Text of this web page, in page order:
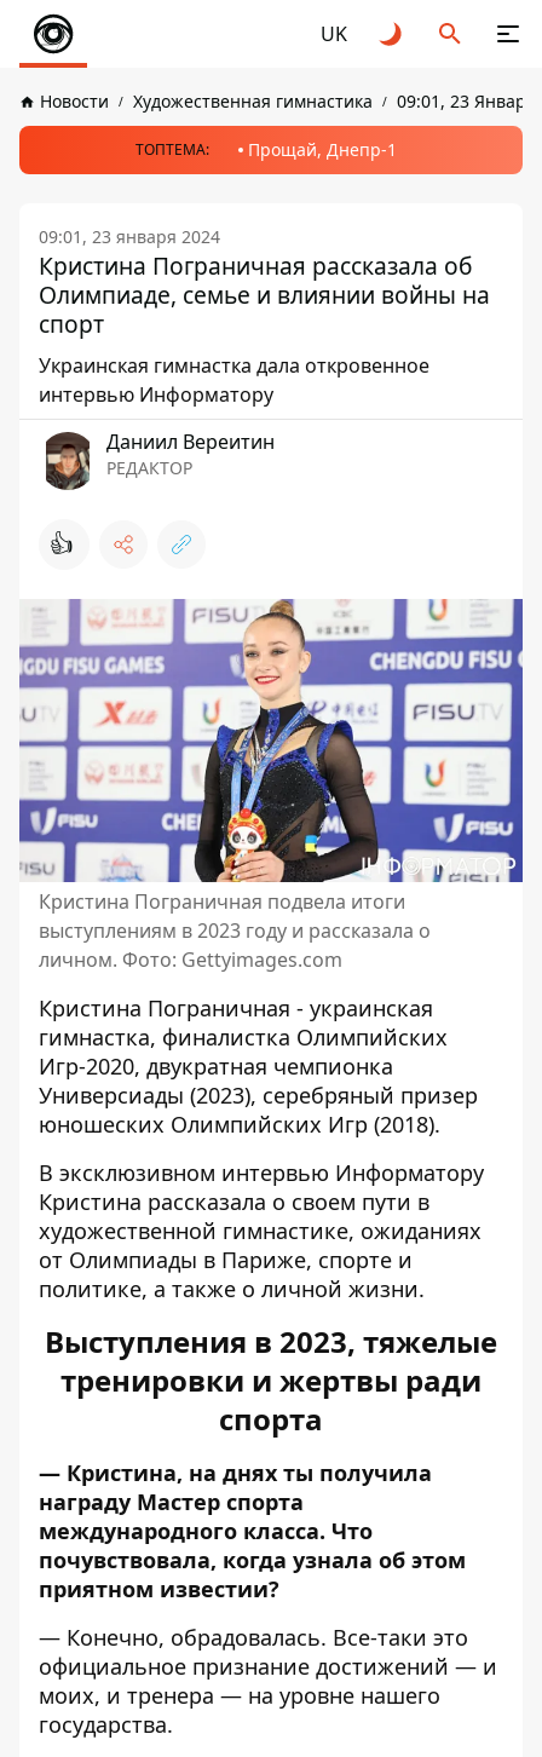
UK
Новости Художественная гимнастика 09:01, 23 Января
ТОПТЕМА: Прощай, Днепр-1
09:01, 23 января 2024
Кристина Пограничная рассказала об
Олимпиаде, семье и влиянии войны на
спорт
Украинская гимнастка дала откровенное
интервью Информатору
Даниил Вереитин
РЕДАКТОР
👍
Кристина Пограничная подвела итоги
выступлениям в 2023 году и рассказала о
личном. Фото: Gettyimages.com
Кристина Пограничная - украинская
гимнастка, финалистка Олимпийских
Игр-2020, двукратная чемпионка
Универсиады (2023), серебряный призер
юношеских Олимпийских Игр (2018).
В эксклюзивном интервью Информатору
Кристина рассказала о своем пути в
художественной гимнастике, ожиданиях
от Олимпиады в Париже, спорте и
политике, а также о личной жизни.
Выступления в 2023, тяжелые
тренировки и жертвы ради
спорта
— Кристина, на днях ты получила
награду Мастер спорта
международного класса. Что
почувствовала, когда узнала об этом
приятном известии?
— Конечно, обрадовалась. Все-таки это
официальное признание достижений — и
моих, и тренера — на уровне нашего
государства.